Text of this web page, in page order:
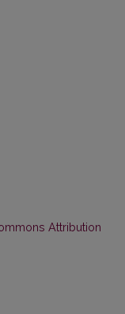
Attribution